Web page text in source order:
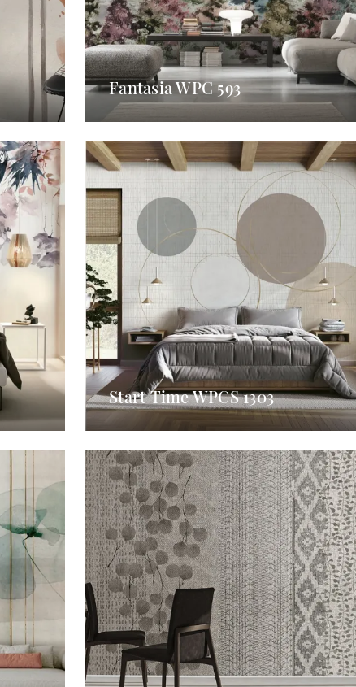
Fantasia WPC 593
Start Time WPCS 1303